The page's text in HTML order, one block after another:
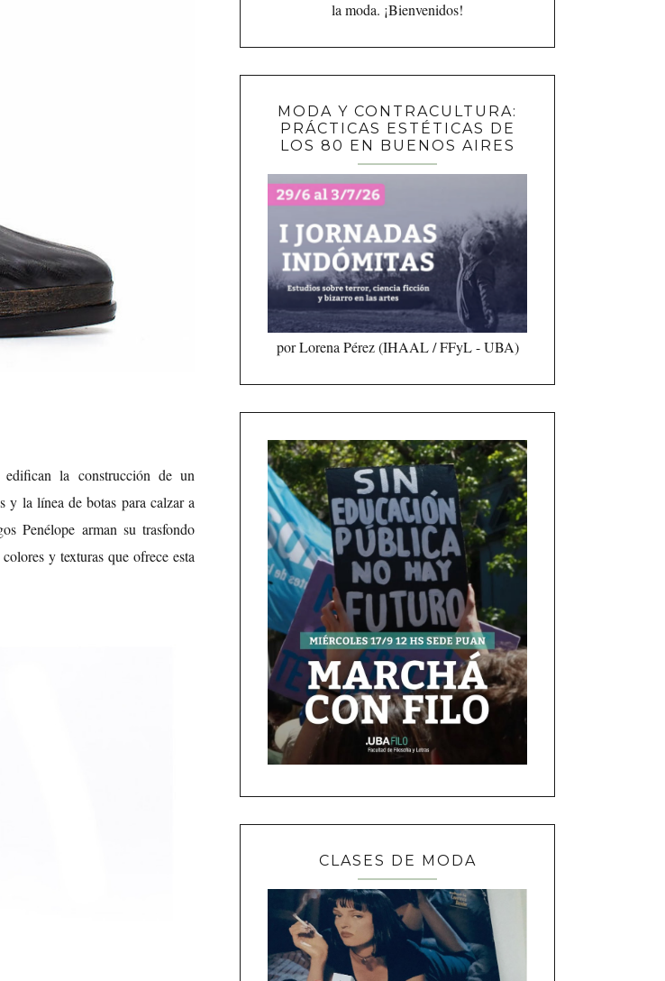
edifican la construcción de un
y la línea de botas para calzar a
Penélope arman su trasfondo
y texturas que ofrece esta
la moda. ¡Bienvenidos!
MODA Y CONTRACULTURA:
PRÁCTICAS ESTÉTICAS DE
LOS 80 EN BUENOS AIRES
por Lorena Pérez (IHAAL / FFyL - UBA)
CLASES DE MODA